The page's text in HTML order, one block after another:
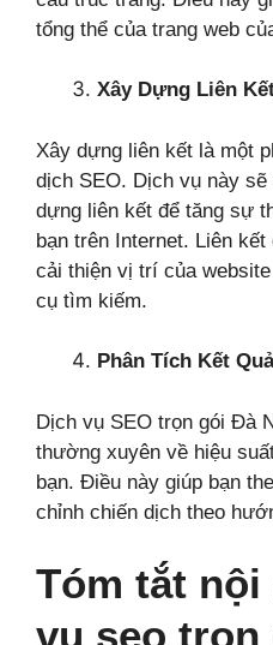
tổng thể của trang web
Xây Dựng Liên
Xây dựng liên kết là một
dịch SEO. Dịch vụ này
dựng liên kết để tăng sự
bạn trên Internet. Liên
cải thiện vị trí của
cụ tìm kiếm.
Phân Tích Kết Quả
Dịch vụ SEO trọn gói Đà
thường xuyên về hiệu
bạn. Điều này giúp bạn
chỉnh chiến dịch theo
Tóm tắt
vụ seo